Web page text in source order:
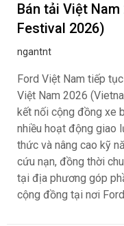
Bán tải Việt
Festival 2026)
ngantnt
Ford Việt Nam tiếp
Việt Nam 2026
kết nối cộng đồng xe
nhiều hoạt động giao
thức và nâng cao kỹ
cứu nạn, đồng thời
tại địa phương góp
cộng đồng tại nơi